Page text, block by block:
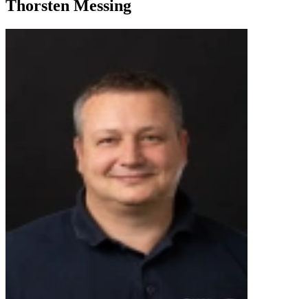
Thorsten Messing